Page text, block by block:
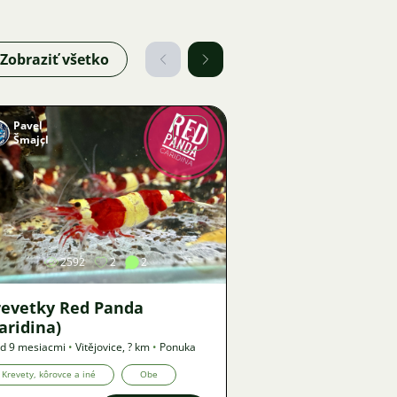
Zobraziť všetko
Obrázok
Pavel
Šmajcl
2592 2 2
Red Panda
9 mesiacmi • Vitějovice,? km • Ponuka
Krevety, kôrovce a iné Obe